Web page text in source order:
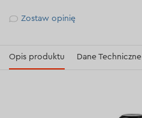
Рейтинг
Zostaw opinię
Opis produktu Dane Techniczne